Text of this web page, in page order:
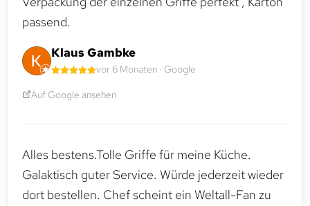
passend.
Klaus Gambke
vor 6 Monaten · Google
Auf Google ansehen
Alles bestens.Tolle Griffe für meine Küche.
Galaktisch guter Service. Würde jederzeit wieder
dort bestellen. Chef scheint ein Weltall-Fan zu